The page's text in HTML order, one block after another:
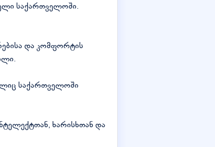
საქართველოში.
და კომფორტის
საქართველოში
ხარისხთან და